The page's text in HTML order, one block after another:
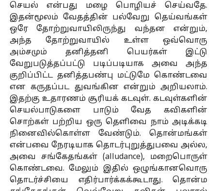
செயல் என்பது மழை பொழியச் செய்வதே.
இதன்மூலம் வேதத்தின் பல்வேறு தெய்வங்கள்
ஒரே தோற்றுவாயிலிருந்து வந்தன என்றும்,
அந்த தோற்றுவாயில் உள்ள ஒவ்வொரு
அம்சமும் தனித்தனி பெயர்கள் இட்டு
வேறுபடுத்தப்பட்டு படிப்படியாக அவை அந்த
குறிப்பிட்ட தனித்தபண்பு மட்டுமே கொண்டவை
என கருதப்பட துவங்கின என்றும் அறியலாம்.
இதற்கு உதாரணம் சூரியக் கடவுள். கடவுள்களின்
செயல்பாடுகளை பாடும் வேத கவிகளின்
சொற்கள் பற்றிய ஒரு தெளிவை நாம் அடிக்கடி
நினைவில்கொள்ள வேண்டும். தொன்மங்கள்
என்பவை நேரடியாக தொடர்புறுத்துபவை அல்ல,
அவை சங்கேதங்கள் (alludance), மறைபொருள்
கொண்டவை. மேலும் இதில் ஒழுங்கானவொரு
தொடர்ச்சியை எதிர்பார்க்கக்கூடாது. தொன்ம